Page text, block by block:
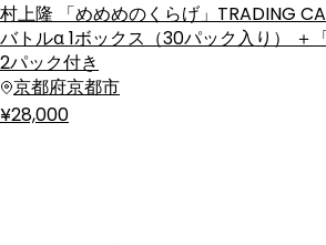
村上隆 「めめめのくらげ」TRADING
バトルα 1ボックス（30パック入り） ＋
2パック付き
京都府京都市
¥28,000